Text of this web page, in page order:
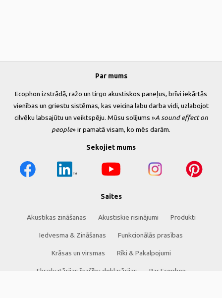
Par mums
Ecophon izstrādā, ražo un tirgo akustiskos paneļus, brīvi iekārtās
vienības un griestu sistēmas, kas veicina labu darba vidi, uzlabojot
cilvēku labsajūtu un veiktspēju. Mūsu solījums »A sound effect on
people» ir pamatā visam, ko mēs darām.
Sekojiet mums
Saites
Akustikas zināšanas Akustiskie risinājumi Produkti
Iedvesma & Zināšanas Funkcionālās prasības
Krāsas un virsmas Rīki & Pakalpojumi
Ekspluatācijas īpašību deklarācijas Par Ecophon